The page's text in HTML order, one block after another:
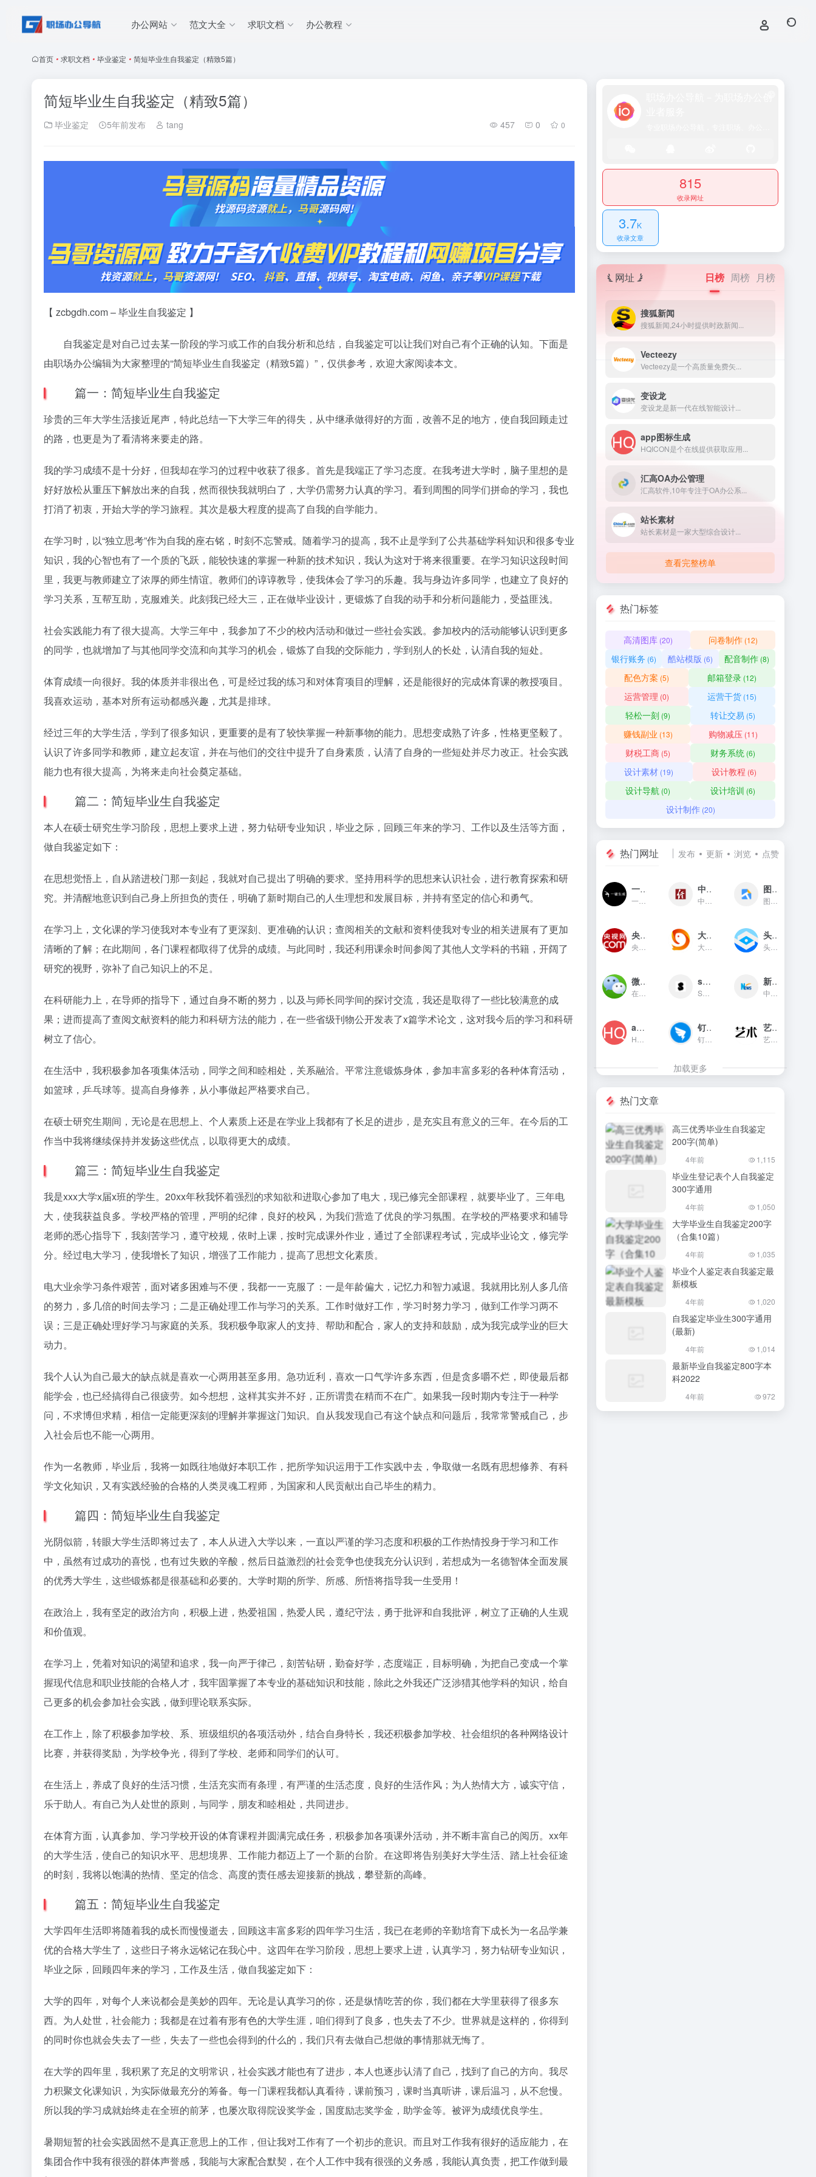
办公网站 范文大全 求职文档 办公教程
首页 • 求职文档 • 毕业鉴定 • 简短毕业生自我鉴定（精致5篇）
简短毕业生自我鉴定（精致5篇）
毕业鉴定 5年前发布 tang 457 0 0
【 zcbgdh.com – 毕业生自我鉴定 】
自我鉴定是对自己过去某一阶段的学习或工作的自我分析和总结，自我鉴定可以让我们对自己有个正确的认知。下面是
由职场办公编辑为大家整理的“简短毕业生自我鉴定（精致5篇）”，仅供参考，欢迎大家阅读本文。
篇一：简短毕业生自我鉴定
珍贵的三年大学生活接近尾声，特此总结一下大学三年的得失，从中继承做得好的方面，改善不足的地方，使自我回顾走过
的路，也更是为了看清将来要走的路。
我的学习成绩不是十分好，但我却在学习的过程中收获了很多。首先是我端正了学习态度。在我考进大学时，脑子里想的是
好好放松从重压下解放出来的自我，然而很快我就明白了，大学仍需努力认真的学习。看到周围的同学们拼命的学习，我也
打消了初衷，开始大学的学习旅程。其次是极大程度的提高了自我的自学能力。
在学习时，以“独立思考”作为自我的座右铭，时刻不忘警戒。随着学习的提高，我不止是学到了公共基础学科知识和很多专业
知识，我的心智也有了一个质的飞跃，能较快速的掌握一种新的技术知识，我认为这对于将来很重要。在学习知识这段时间
里，我更与教师建立了浓厚的师生情谊。教师们的谆谆教导，使我体会了学习的乐趣。我与身边许多同学，也建立了良好的
学习关系，互帮互助，克服难关。此刻我已经大三，正在做毕业设计，更锻炼了自我的动手和分析问题能力，受益匪浅。
社会实践能力有了很大提高。大学三年中，我参加了不少的校内活动和做过一些社会实践。参加校内的活动能够认识到更多
的同学，也就增加了与其他同学交流和向其学习的机会，锻炼了自我的交际能力，学到别人的长处，认清自我的短处。
体育成绩一向很好。我的体质并非很出色，可是经过我的练习和对体育项目的理解，还是能很好的完成体育课的教授项目。
我喜欢运动，基本对所有运动都感兴趣，尤其是排球。
经过三年的大学生活，学到了很多知识，更重要的是有了较快掌握一种新事物的能力。思想变成熟了许多，性格更坚毅了。
认识了许多同学和教师，建立起友谊，并在与他们的交往中提升了自身素质，认清了自身的一些短处并尽力改正。社会实践
能力也有很大提高，为将来走向社会奠定基础。
篇二：简短毕业生自我鉴定
本人在硕士研究生学习阶段，思想上要求上进，努力钻研专业知识，毕业之际，回顾三年来的学习、工作以及生活等方面，
做自我鉴定如下：
在思想觉悟上，自从踏进校门那一刻起，我就对自己提出了明确的要求。坚持用科学的思想来认识社会，进行教育探索和研
究。并清醒地意识到自己身上所担负的责任，明确了新时期自己的人生理想和发展目标，并持有坚定的信心和勇气。
在学习上，文化课的学习使我对本专业有了更深刻、更准确的认识；查阅相关的文献和资料使我对专业的相关进展有了更加
清晰的了解；在此期间，各门课程都取得了优异的成绩。与此同时，我还利用课余时间参阅了其他人文学科的书籍，开阔了
研究的视野，弥补了自己知识上的不足。
在科研能力上，在导师的指导下，通过自身不断的努力，以及与师长同学间的探讨交流，我还是取得了一些比较满意的成
果；进而提高了查阅文献资料的能力和科研方法的能力，在一些省级刊物公开发表了x篇学术论文，这对我今后的学习和科研
树立了信心。
在生活中，我积极参加各项集体活动，同学之间和睦相处，关系融洽。平常注意锻炼身体，参加丰富多彩的各种体育活动，
如篮球，乒乓球等。提高自身修养，从小事做起严格要求自己。
在硕士研究生期间，无论是在思想上、个人素质上还是在学业上我都有了长足的进步，是充实且有意义的三年。在今后的工
作当中我将继续保持并发扬这些优点，以取得更大的成绩。
篇三：简短毕业生自我鉴定
我是xxx大学x届x班的学生。20xx年秋我怀着强烈的求知欲和进取心参加了电大，现已修完全部课程，就要毕业了。三年电
大，使我获益良多。学校严格的管理，严明的纪律，良好的校风，为我们营造了优良的学习氛围。在学校的严格要求和辅导
老师的悉心指导下，我刻苦学习，遵守校规，依时上课，按时完成课外作业，通过了全部课程考试，完成毕业论文，修完学
分。经过电大学习，使我增长了知识，增强了工作能力，提高了思想文化素质。
电大业余学习条件艰苦，面对诸多困难与不便，我都一一克服了：一是年龄偏大，记忆力和智力减退。我就用比别人多几倍
的努力，多几倍的时间去学习；二是正确处理工作与学习的关系。工作时做好工作，学习时努力学习，做到工作学习两不
误；三是正确处理好学习与家庭的关系。我积极争取家人的支持、帮助和配合，家人的支持和鼓励，成为我完成学业的巨大
动力。
我个人认为自己最大的缺点就是喜欢一心两用甚至多用。急功近利，喜欢一口气学许多东西，但是贪多嚼不烂，即使最后都
能学会，也已经搞得自己很疲劳。如今想想，这样其实并不好，正所谓贵在精而不在广。如果我一段时期内专注于一种学
问，不求博但求精，相信一定能更深刻的理解并掌握这门知识。自从我发现自己有这个缺点和问题后，我常常警戒自己，步
入社会后也不能一心两用。
作为一名教师，毕业后，我将一如既往地做好本职工作，把所学知识运用于工作实践中去，争取做一名既有思想修养、有科
学文化知识，又有实践经验的合格的人类灵魂工程师，为国家和人民贡献出自己毕生的精力。
篇四：简短毕业生自我鉴定
光阴似箭，转眼大学生活即将过去了，本人从进入大学以来，一直以严谨的学习态度和积极的工作热情投身于学习和工作
中，虽然有过成功的喜悦，也有过失败的辛酸，然后日益激烈的社会竞争也使我充分认识到，若想成为一名德智体全面发展
的优秀大学生，这些锻炼都是很基础和必要的。大学时期的所学、所感、所悟将指导我一生受用！
在政治上，我有坚定的政治方向，积极上进，热爱祖国，热爱人民，遵纪守法，勇于批评和自我批评，树立了正确的人生观
和价值观。
在学习上，凭着对知识的渴望和追求，我一向严于律己，刻苦钻研，勤奋好学，态度端正，目标明确，为把自己变成一个掌
握现代信息和职业技能的合格人才，我牢固掌握了本专业的基础知识和技能，除此之外我还广泛涉猎其他学科的知识，给自
己更多的机会参加社会实践，做到理论联系实际。
在工作上，除了积极参加学校、系、班级组织的各项活动外，结合自身特长，我还积极参加学校、社会组织的各种网络设计
比赛，并获得奖励，为学校争光，得到了学校、老师和同学们的认可。
在生活上，养成了良好的生活习惯，生活充实而有条理，有严谨的生活态度，良好的生活作风；为人热情大方，诚实守信，
乐于助人。有自己为人处世的原则，与同学，朋友和睦相处，共同进步。
在体育方面，认真参加、学习学校开设的体育课程并圆满完成任务，积极参加各项课外活动，并不断丰富自己的阅历。xx年
的大学生活，使自己的知识水平、思想境界、工作能力都迈上了一个新的台阶。在这即将告别美好大学生活、踏上社会征途
的时刻，我将以饱满的热情、坚定的信念、高度的责任感去迎接新的挑战，攀登新的高峰。
篇五：简短毕业生自我鉴定
大学四年生活即将随着我的成长而慢慢逝去，回顾这丰富多彩的四年学习生活，我已在老师的辛勤培育下成长为一名品学兼
优的合格大学生了，这些日子将永远铭记在我心中。这四年在学习阶段，思想上要求上进，认真学习，努力钻研专业知识，
毕业之际，回顾四年来的学习，工作及生活，做自我鉴定如下：
大学的四年，对每个人来说都会是美妙的四年。无论是认真学习的你，还是纵情吃苦的你，我们都在大学里获得了很多东
西。为人处世，社会能力；我都是在过着有形有色的大学生涯，咱们得到了良多，也失去了不少。世界就是这样的，你得到
的同时你也就会失去了一些，失去了一些也会得到的什么的，我们只有去做自己想做的事情那就无悔了。
在大学的四年里，我积累了充足的文明常识，社会实践才能也有了进步，本人也逐步认清了自己，找到了自己的方向。我尽
力积聚文化课知识，为实际做最充分的筹备。每一门课程我都认真看待，课前预习，课时当真听讲，课后温习，从不怠慢。
所以我的学习成就始终走在全班的前茅，也屡次取得院设奖学金，国度励志奖学金，助学金等。被评为成绩优良学生。
暑期短暂的社会实践固然不是真正意思上的工作，但让我对工作有了一个初步的意识。而且对工作我有很好的适应能力，在
集团合作中我有很强的群体声誉感，我能与大家配合默契，在个人工作中我有很强的义务感，我能认真负责，把工作做到最
815
收录网址
3.7K
收录文章
网址 日榜 周榜 月榜
搜狐新闻
搜狐新闻,24小时提供时政新闻...
Vecteezy
Vecteezy是一个高质量免费矢...
变设龙
变设龙是新一代在线智能设计...
app图标生成
HQICON是个在线提供获取应用...
汇高OA办公管理
汇高软件,10年专注于OA办公系...
站长素材
站长素材是一家大型综合设计...
查看完整榜单
热门标签
高清图库(20) 问卷制作(12)
银行账务 (6) 酷站模版 (6) 配音制作 (8)
配色方案 (5) 邮箱登录(12)
运营管理 (0) 运营干货(15)
轻松一刻 (9) 转让交易 (5)
赚钱副业 (13) 购物减压(11)
财税工商 (5) 财务系统 (6)
设计素材 (19) 设计教程 (6)
设计导航 (0) 设计培训 (6)
设计制作(20)
热门网址 发布 更新 浏览 点赞
一键生成 中国经济网 图贴士
央视网新闻频道(cctv.com) 大鱼号官网 头条指数
微信对话生成器 soogif动图
SOOGIF提供搞笑、表情、美女...
新华网
app图标生成 钉钉官网
钉钉（DingTalk）是中国领先...
艺术字体在线生成器
加载更多
热门文章
高三优秀毕业生自我鉴定
200字(简单)
4年前 1,115
毕业生登记表个人自我鉴定
300字通用
4年前 1,050
大学毕业生自我鉴定200字
（合集10篇）
4年前 1,035
毕业个人鉴定表自我鉴定最
新模板
4年前 1,020
自我鉴定毕业生300字通用
(最新)
4年前 1,014
最新毕业自我鉴定800字本
科2022
4年前 972